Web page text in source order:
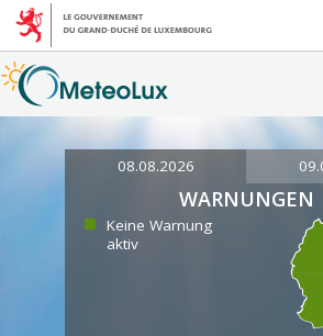
08.08.2026
WARNUNGEN
Keine Warnung
aktiv